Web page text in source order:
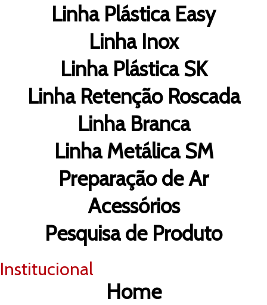
Linha Plástica Easy
Linha Inox
Linha Plástica SK
Linha Retenção Roscada
Linha Branca
Linha Metálica SM
Preparação de Ar
Acessórios
Pesquisa de Produto
Institucional
Home